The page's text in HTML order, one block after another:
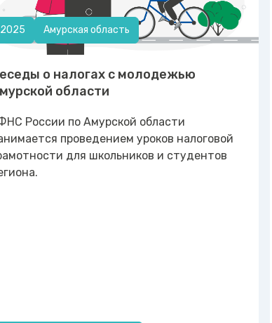
2025 Амурская область
о налогах с молодежью
области
России по Амурской области
проведением уроков налоговой
для школьников и студентов